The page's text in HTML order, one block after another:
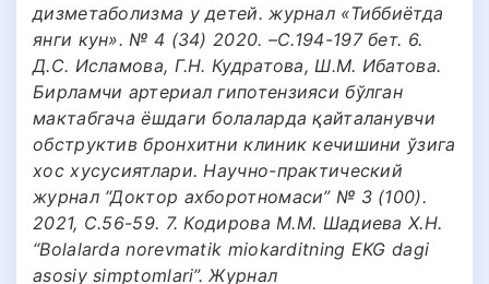
дизметаболизма у детей. журнал «Тиббиётда
янги кун». № 4 (34) 2020. –С.194-197 бет. 6.
Д.С. Исламова, Г.Н. Кудратова, Ш.М. Ибатова.
Бирламчи артериал гипотензияси бўлган
мактабгача ёшдаги болаларда қайталанувчи
обструктив бронхитни клиник кечишини ўзига
хос хусусиятлари. Научно-практический
журнал “Доктор ахборотномаси” № 3 (100).
2021, С.56-59. 7. Кодирова М.М. Шадиева Х.Н.
“Bolalarda norevmatik miokarditning EKG dagi
asosiy simptomlari”. Журнал